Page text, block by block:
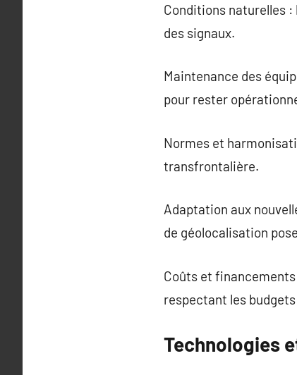
Conditions naturelles
des signaux.
Maintenance des
pour rester
Normes et
transfrontalière.
Adaptation aux
de géolocalisation
Coûts et
respectant les
Technologies